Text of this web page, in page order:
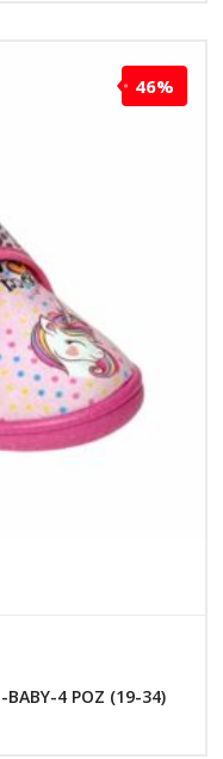
46%
4 ΡΟΖ (19-34)